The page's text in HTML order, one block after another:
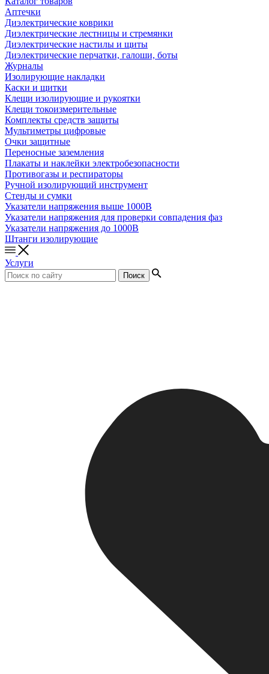
Аптечки
Диэлектрические коврики
Диэлектрические лестницы и стремянки
Диэлектрические настилы и щиты
Диэлектрические перчатки, галоши, боты
Журналы
Изолирующие накладки
Каски и щитки
Клещи изолирующие и рукоятки
Клещи токоизмерительные
Комплекты средств защиты
Мультиметры цифровые
Очки защитные
Переносные заземления
Плакаты и наклейки электробезопасности
Противогазы и респираторы
Ручной изолирующий инструмент
Стенды и сумки
Указатели напряжения выше 1000В
Указатели напряжения для проверки совпадения фаз
Указатели напряжения до 1000В
Штанги изолирующие
Услуги